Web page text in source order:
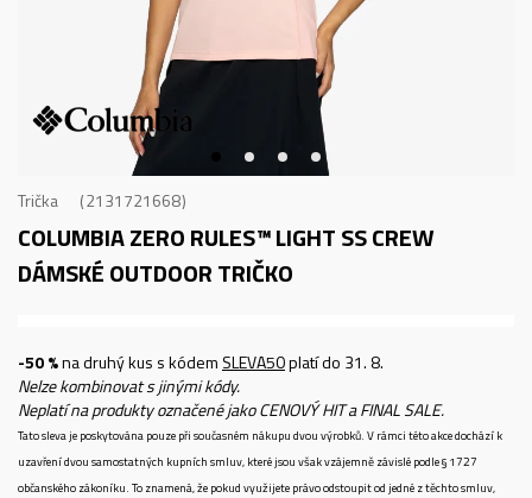
Trička 2131721668
COLUMBIA ZERO RULES™ LIGHT SS CREW
DÁMSKÉ OUTDOOR TRIČKO
-50 %na druhý kus s kódem SLEVA50platí do 31. 8.
Nelze kombinovat s jinými kódy.
Neplatí na produkty označené jako CENOVÝ HIT a FINAL SALE.
Tato sleva je poskytována pouze při současném nákupu dvou výrobků. V rámci této akce dochází k
uzavření dvou samostatných kupních smluv, které jsou však vzájemně závislé podle § 1727
občanského zákoníku. To znamená, že pokud využijete právo odstoupit od jedné z těchto smluv,